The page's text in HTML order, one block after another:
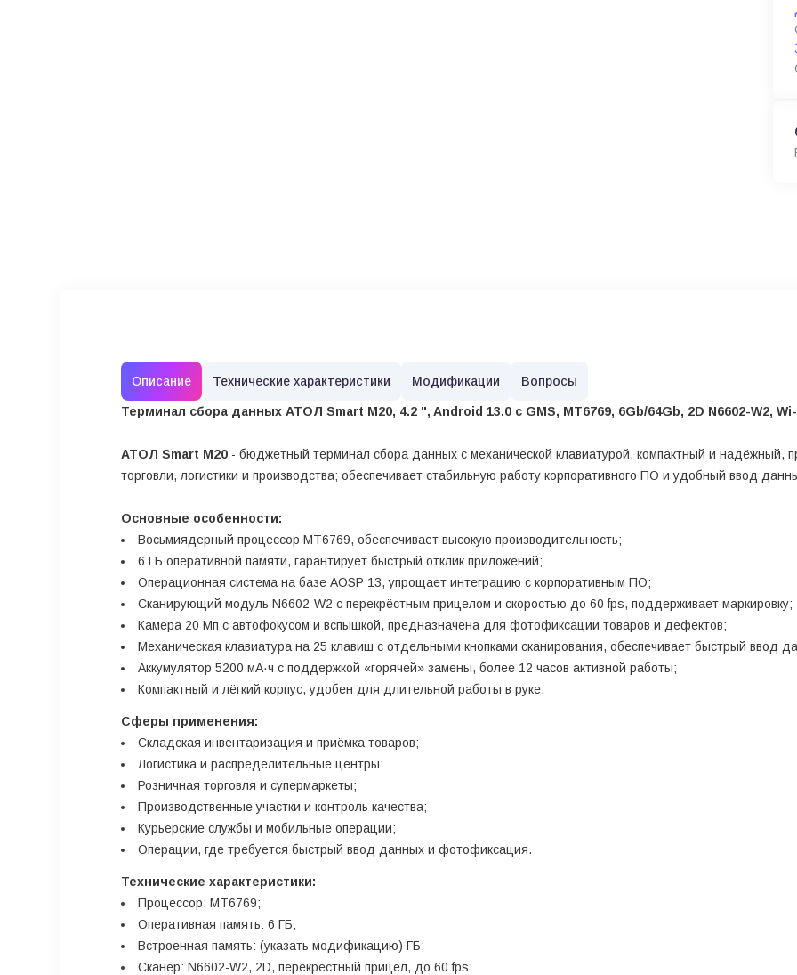
Описание Технические характеристики Модификации Вопросы
Терминал сбора данных АТОЛ Smart M20, 4.2 ", Android 13.0 с GMS, MT6769, 6Gb/64Gb, 2D N6602-W2,
АТОЛ Smart M20 - бюджетный терминал сбора данных с механической клавиатурой, компактный и надёжный,
торговли, логистики и производства; обеспечивает стабильную работу корпоративного ПО и удобный ввод
Основные особенности:
Восьмиядерный процессор MT6769, обеспечивает высокую производительность;
6 ГБ оперативной памяти, гарантирует быстрый отклик приложений;
Операционная система на базе AOSP 13, упрощает интеграцию с корпоративным ПО;
Сканирующий модуль N6602-W2 с перекрёстным прицелом и скоростью до 60 fps, поддерживает маркировку;
Камера 20 Мп с автофокусом и вспышкой, предназначена для фотофиксации товаров и дефектов;
Механическая клавиатура на 25 клавиш с отдельными кнопками сканирования, обеспечивает быстрый ввод
Аккумулятор 5200 мА·ч с поддержкой «горячей» замены, более 12 часов активной работы;
Компактный и лёгкий корпус, удобен для длительной работы в руке.
Сферы применения:
Складская инвентаризация и приёмка товаров;
Логистика и распределительные центры;
Розничная торговля и супермаркеты;
Производственные участки и контроль качества;
Курьерские службы и мобильные операции;
Операции, где требуется быстрый ввод данных и фотофиксация.
Технические характеристики:
Процессор: MT6769;
Оперативная память: 6 ГБ;
Встроенная память: (указать модификацию) ГБ;
Сканер: N6602-W2, 2D, перекрёстный прицел, до 60 fps;